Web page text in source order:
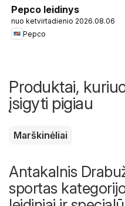
Pepco leidinys
nuo ketvirtadienio 2026.08.06
Pepco
Produktai,
įsigyti pigiau
Marškinėliai
Antakalnis
sportas